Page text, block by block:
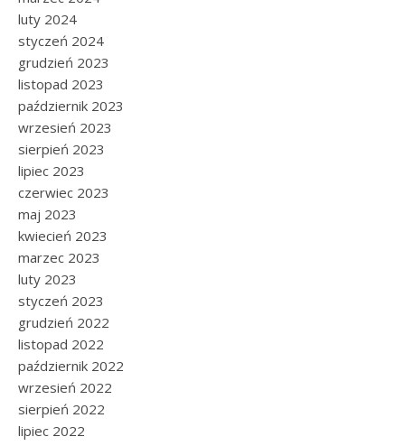
luty 2024
styczeń 2024
grudzień 2023
listopad 2023
październik 2023
wrzesień 2023
sierpień 2023
lipiec 2023
czerwiec 2023
maj 2023
kwiecień 2023
marzec 2023
luty 2023
styczeń 2023
grudzień 2022
listopad 2022
październik 2022
wrzesień 2022
sierpień 2022
lipiec 2022